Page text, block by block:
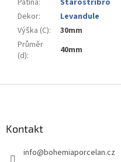
Patina:
Starostříbro
Dekor:
Levandule
Výška (C):
30mm
Průměr
(d): 40mm
Kontakt
info@bohemiaporcelan.cz